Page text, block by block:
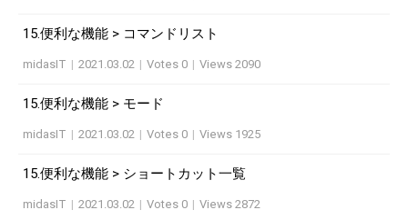
15.便利な機能 > コマンドリスト
midasIT | 2021.03.02 | Votes 0 | Views 2090
15.便利な機能 > モード
midasIT | 2021.03.02 | Votes 0 | Views 1925
15.便利な機能 > ショートカット一覧
midasIT | 2021.03.02 | Votes 0 | Views 2872